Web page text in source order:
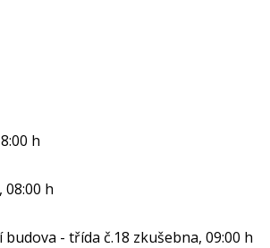
h
08:00 h
- třída č.18 zkušebna, 09:00 h